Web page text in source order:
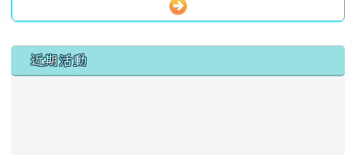
左邊區域內容
近期活動